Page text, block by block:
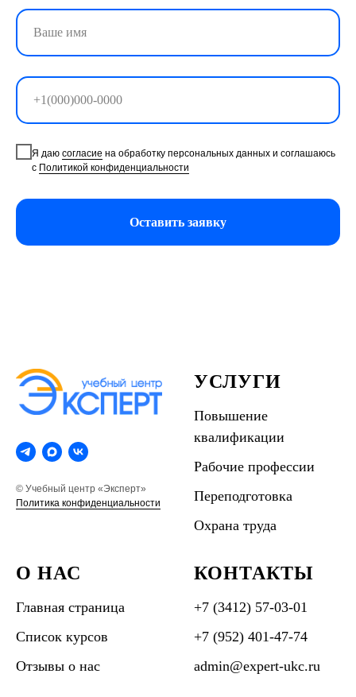
Я даю согласие на обработку персональных данных и соглашаюсь
с Политикой конфиденциальности
Оставить заявку
© Учебный центр «Эксперт»
Политика конфиденциальности
УСЛУГИ
Повышение
квалификации
Рабочие профессии
Переподготовка
Охрана труда
О НАС
Главная страница
Список курсов
Отзывы о нас
КОНТАКТЫ
+7 (3412) 57-03-01
+7 (952) 401-47-74
admin@expert-ukc.ru